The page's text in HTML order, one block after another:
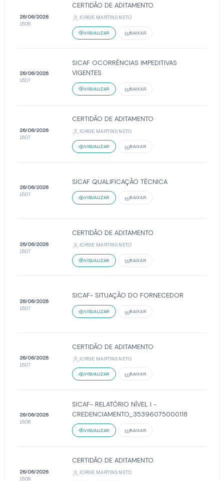
26/06/2026
15:06
CERTIDÃO DE ADITAMENTO
JORGE MARTINS NETO
VISUALIZAR BAIXAR
26/06/2026
15:07
SICAF OCORRÊNCIAS IMPEDITIVAS
VIGENTES
VISUALIZAR BAIXAR
26/06/2026
15:07
CERTIDÃO DE ADITAMENTO
JORGE MARTINS NETO
VISUALIZAR BAIXAR
26/06/2026
15:07
SICAF QUALIFICAÇÃO TÉCNICA
VISUALIZAR BAIXAR
26/06/2026
15:07
CERTIDÃO DE ADITAMENTO
JORGE MARTINS NETO
VISUALIZAR BAIXAR
26/06/2026
15:07
SICAF- SITUAÇÃO DO FORNECEDOR
VISUALIZAR BAIXAR
26/06/2026
15:07
CERTIDÃO DE ADITAMENTO
JORGE MARTINS NETO
VISUALIZAR BAIXAR
26/06/2026
15:08
SICAF- RELATÓRIO NÍVEL I -
CREDENCIAMENTO_35396075000118
VISUALIZAR BAIXAR
26/06/2026
15:08
CERTIDÃO DE ADITAMENTO
JORGE MARTINS NETO